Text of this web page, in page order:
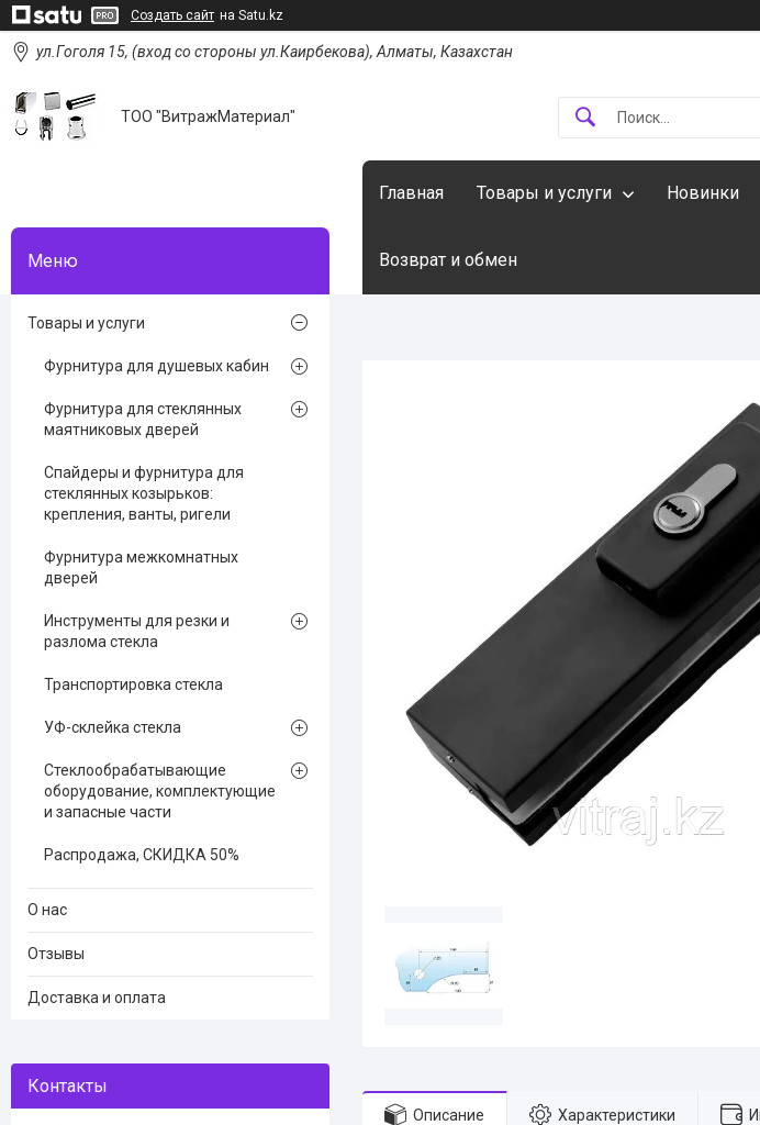
Создать сайт на Satu.kz
ул.Гоголя 15, (вход со стороны ул.Каирбекова), Алматы, Казахстан
ТОО "ВитражМатериал"
Главная Товары и услуги Новинки
Возврат и обмен
Описание Характеристики
Товары и услуги
Фурнитура для душевых кабин
Фурнитура для стеклянных
маятниковых дверей
Спайдеры и фурнитура для
стеклянных козырьков:
крепления, ванты, ригели
Фурнитура межкомнатных
дверей
Инструменты для резки и
разлома стекла
Транспортировка стекла
УФ-склейка стекла
Стеклообрабатывающие
оборудование, комплектующие
и запасные части
Распродажа, СКИДКА 50%
О нас
Отзывы
Доставка и оплата